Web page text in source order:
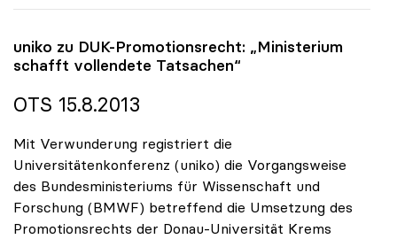
uniko zu DUK-Promotionsrecht: „Ministerium
schafft vollendete Tatsachen“
OTS 15.8.2013
Mit Verwunderung registriert die
Universitätenkonferenz (uniko) die Vorgangsweise
des Bundesministeriums für Wissenschaft und
Forschung (BMWF) betreffend die Umsetzung des
Promotionsrechts der Donau-Universität Krems